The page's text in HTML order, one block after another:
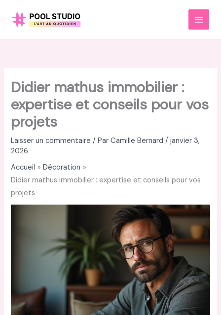
MAIN
Didier mathus immobilier :
expertise et conseils pour vos
projets
Laisser un commentaire / ParCamille Bernard/janvier 3,
2026
Accueil
Décoration
Didier mathus immobilier : expertise et conseils pour vos
projets